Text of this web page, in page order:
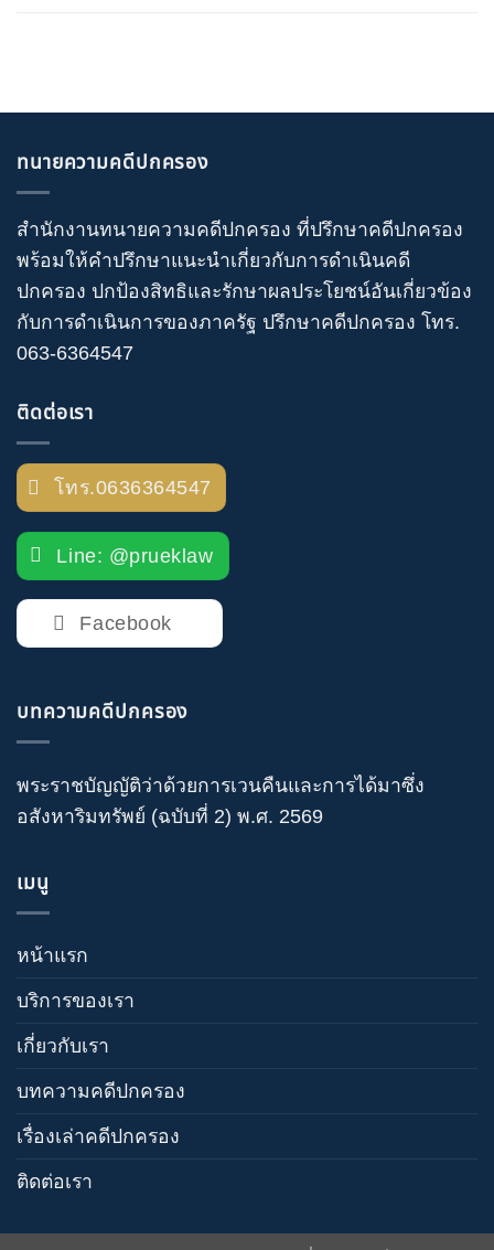
ทนายความคดีปกครอง
สำนักงานทนายความคดีปกครอง ที่ปรึกษาคดีปกครอง
พร้อมให้คำปรึกษาแนะนำเกี่ยวกับการดำเนินคดี
ปกครอง ปกป้องสิทธิและรักษาผลประโยชน์อันเกี่ยวข้อง
กับการดำเนินการของภาครัฐ ปรึกษาคดีปกครอง โทร.
063-6364547
ติดต่อเรา
โทร.0636364547
Line: @prueklaw
Facebook
บทความคดีปกครอง
พระราชบัญญัติว่าด้วยการเวนคืนและการได้มาซึ่ง
อสังหาริมทรัพย์ (ฉบับที่ 2) พ.ศ. 2569
เมนู
หน้าแรก
บริการของเรา
เกี่ยวกับเรา
บทความคดีปกครอง
เรื่องเล่าคดีปกครอง
ติดต่อเรา